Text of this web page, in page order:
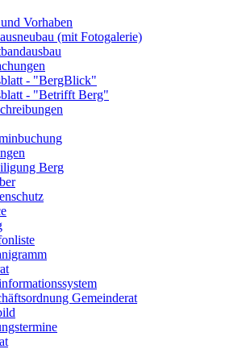
Vorhaben
(mit Fotogalerie)
- "BergBlick"
- "Betrifft Berg"
Berg
Gemeinderat